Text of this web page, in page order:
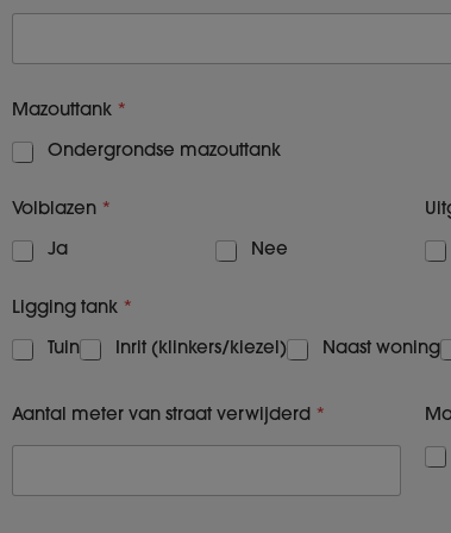
Mazouttank *
Ondergrondse mazouttank
Volblazen *
Ja Nee
Ligging tank *
Tuin Inrit (klinkers/kiezel) Naast woning
Aantal meter van straat verwijderd *